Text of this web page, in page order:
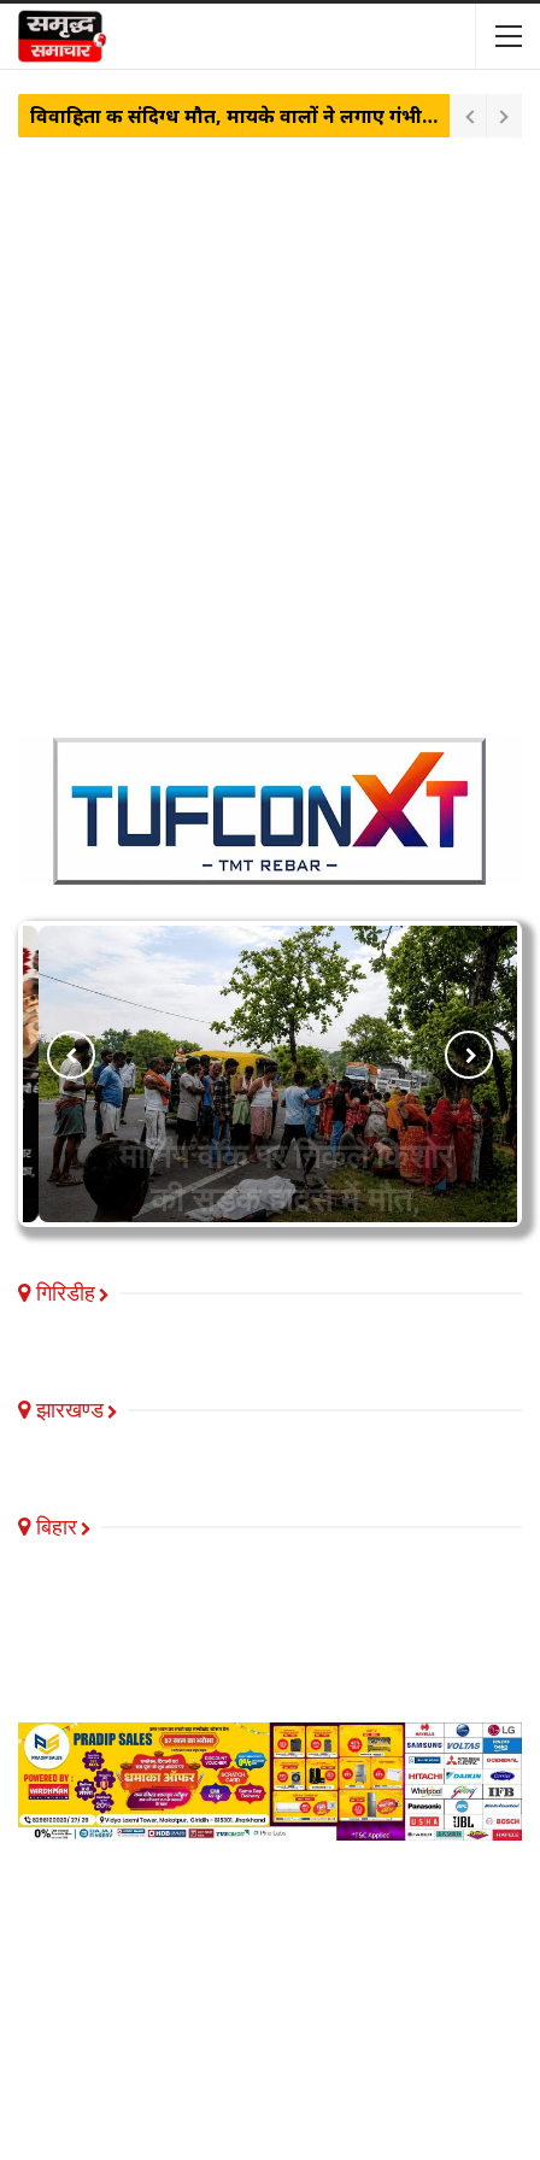
विवाहिता की संदिग्ध मौत, मायके वालों ने लगाए गंभीर आरोप
मॉर्निंग वॉक पर निकले किशोर
की सड़क हादसे में मौत,
परिवार में…
गिरिडीह
झारखण्ड
बिहार